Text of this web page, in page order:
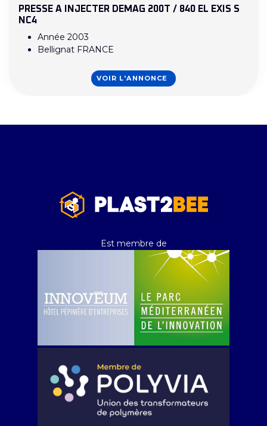
PRESSE A INJECTER DEMAG 200T / 840 EL EXIS S
NC4
Année 2003
Bellignat FRANCE
VOIR L'ANNONCE
Est membre de